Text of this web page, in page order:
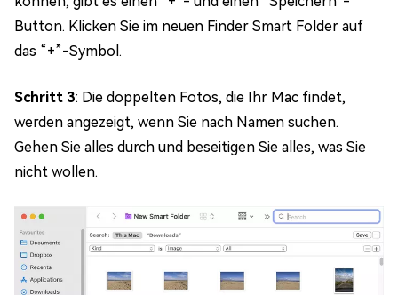
Button. Klicken Sie im neuen Finder Smart Folder auf
das “+”-Symbol.
Schritt 3: Die doppelten Fotos, die Ihr Mac findet,
werden angezeigt, wenn Sie nach Namen suchen.
Gehen Sie alles durch und beseitigen Sie alles, was Sie
nicht wollen.